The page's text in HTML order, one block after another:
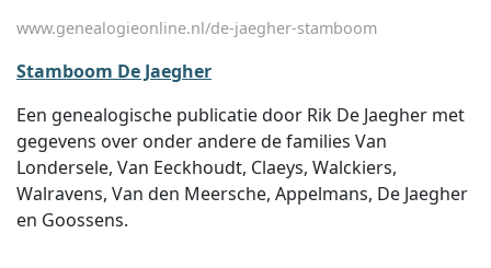
www.genealogieonline.nl/de-jaegher-stamboom
Stamboom De Jaegher
Een genealogische publicatie door Rik De Jaegher met
gegevens over onder andere de families Van
Londersele, Van Eeckhoudt, Claeys, Walckiers,
Walravens, Van den Meersche, Appelmans, De Jaegher
en Goossens.